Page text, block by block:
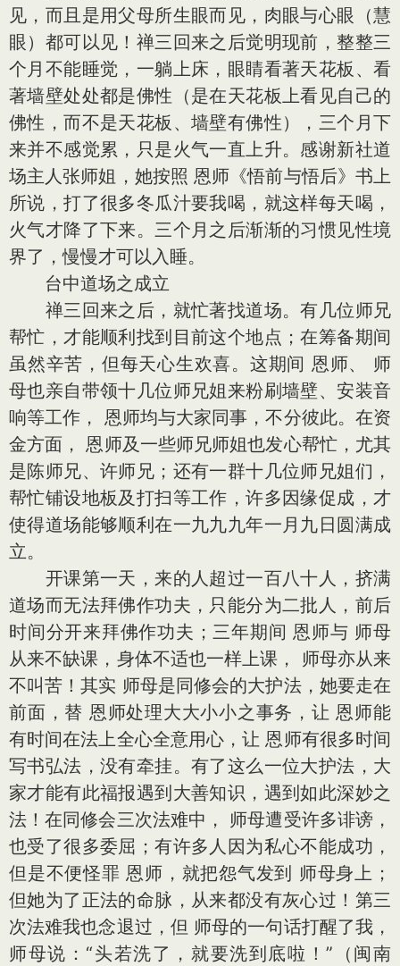
见，而且是用父母所生眼而见，肉眼与心眼（慧
眼）都可以见！禅三回来之后觉明现前，整整三
个月不能睡觉，一躺上床，眼睛看著天花板、看
著墙壁处处都是佛性（是在天花板上看见自己的
佛性，而不是天花板、墙壁有佛性），三个月下
来并不感觉累，只是火气一直上升。感谢新社道
场主人张师姐，她按照 恩师《悟前与悟后》书上
所说，打了很多冬瓜汁要我喝，就这样每天喝，
火气才降了下来。三个月之后渐渐的习惯见性境
界了，慢慢才可以入睡。
台中道场之成立
禅三回来之后，就忙著找道场。有几位师兄
帮忙，才能顺利找到目前这个地点；在筹备期间
虽然辛苦，但每天心生欢喜。这期间 恩师、 师
母也亲自带领十几位师兄姐来粉刷墙壁、安装音
响等工作， 恩师均与大家同事，不分彼此。在资
金方面， 恩师及一些师兄师姐也发心帮忙，尤其
是陈师兄、许师兄；还有一群十几位师兄姐们，
帮忙铺设地板及打扫等工作，许多因缘促成，才
使得道场能够顺利在一九九九年一月九日圆满成
立。
开课第一天，来的人超过一百八十人，挤满
道场而无法拜佛作功夫，只能分为二批人，前后
时间分开来拜佛作功夫；三年期间 恩师与 师母
从来不缺课，身体不适也一样上课， 师母亦从来
不叫苦！其实 师母是同修会的大护法，她要走在
前面，替 恩师处理大大小小之事务，让 恩师能
有时间在法上全心全意用心，让 恩师有很多时间
写书弘法，没有牵挂。有了这么一位大护法，大
家才能有此福报遇到大善知识，遇到如此深妙之
法！在同修会三次法难中， 师母遭受许多诽谤，
也受了很多委屈；有许多人因为私心不能成功，
但是不便怪罪 恩师，就把怨气发到 师母身上；
但她为了正法的命脉，从来都没有灰心过！第三
次法难我也念退过，但 师母的一句话打醒了我，
师母说：“头若洗了，就要洗到底啦！”（闽南